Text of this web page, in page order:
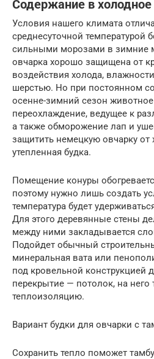
Содержание в холодное
Условия нашего климата
среднесуточной температурой
сильными морозами в зимние
овчарка хорошо защищена от
воздействия холода,
шерстью. Но при постоянном
осенне-зимний сезон
переохлаждение, ведущее к
а также обморожение лап и
защитить немецкую овчарку от
утепленная будка.
Помещение конуры
поэтому нужно лишь создать
температура будет
Для этого деревянные стены
между ними закладывается
Подойдет обычный
минеральная вата или
под кровельной конструкцией
перекрытие — потолок, на
теплоизоляцию.
Вариант будки для овчарки с
Сохранить тепло поможет